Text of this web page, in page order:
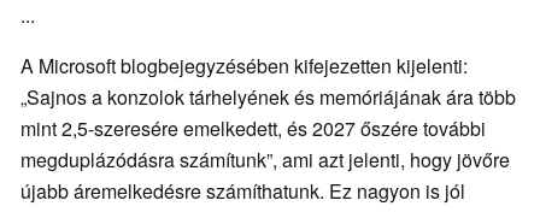
...
A Microsoft blogbejegyzésében kifejezetten kijelenti:
„Sajnos a konzolok tárhelyének és memóriájának ára több
mint 2,5-szeresére emelkedett, és 2027 őszére további
megduplázódásra számítunk”, ami azt jelenti, hogy jövőre
újabb áremelkedésre számíthatunk. Ez nagyon is jól